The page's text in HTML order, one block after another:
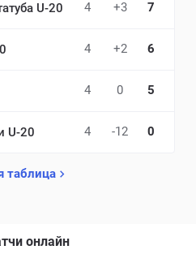
U-20 4 +3 7
4 +2 6
4 0 5
U-20 4 -12 0
таблица
онлайн